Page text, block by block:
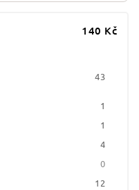
140 Kč
43
1
1
4
0
12